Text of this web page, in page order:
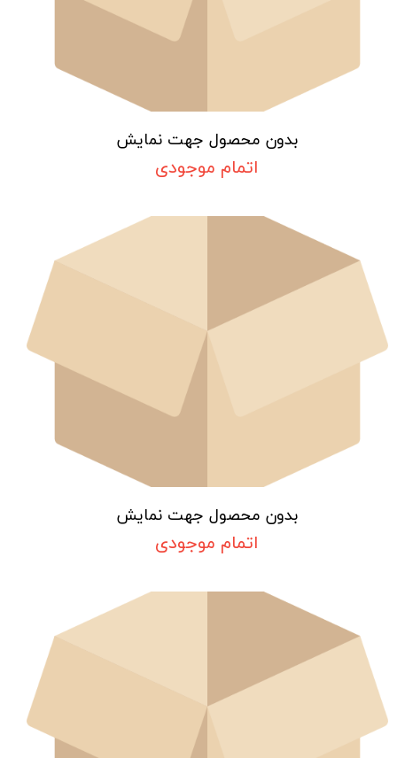
بدون محصول جهت نمایش
اتمام موجودی
بدون محصول جهت نمایش
اتمام موجودی